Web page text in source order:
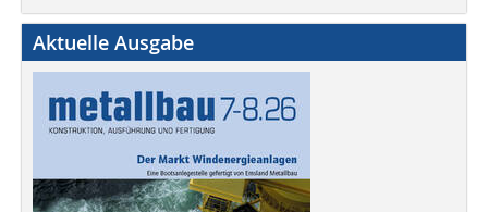
Aktuelle Ausgabe